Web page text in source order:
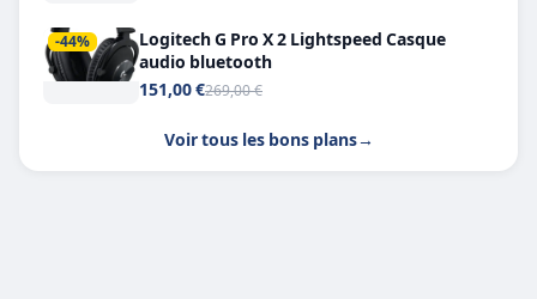
-44%
Logitech G Pro X 2 Lightspeed Casque
audio bluetooth
151,00 €269,00 €
Voir tous les bons plans→